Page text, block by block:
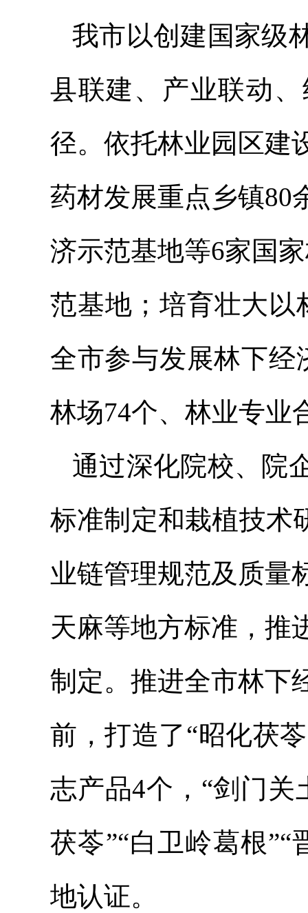
我市以创建国家级
县联建、产业联动
径。依托林业园区建
药材发展重点乡镇80
济示范基地等6家国
范基地；培育壮大以
全市参与发展林下经
林场74个、林业专业
通过深化院校、院
标准制定和栽植技术
业链管理规范及质量
天麻等地方标准，推
制定。推进全市林下
前，打造了“昭化茯
志产品4个，“剑门关
茯苓”“白卫岭葛根
地认证。